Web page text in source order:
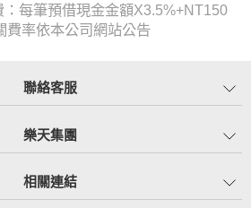
每筆預借現金金額X3.5%+NT150
費率依本公司網站公告
聯絡客服
樂天集團
相關連結